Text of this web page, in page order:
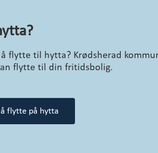
flytte til hytta? Krødsherad
flytte til din fritidsbolig.
å flytte på hytta